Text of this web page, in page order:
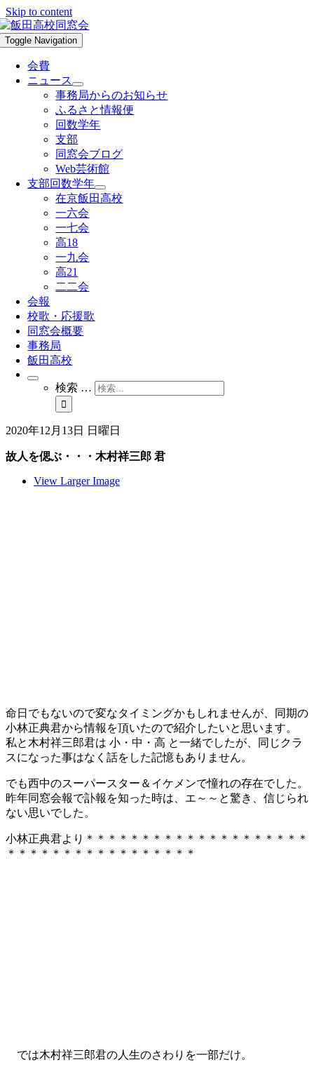
Skip to content
Toggle Navigation
会費
ニュース
事務局からのお知らせ
ふるさと情報便
回数学年
支部
同窓会ブログ
Web芸術館
支部回数学年
在京飯田高校
一六会
一七会
高18
一九会
高21
二二会
会報
校歌・応援歌
同窓会概要
事務局
飯田高校
検索 …
2020年12月13日 日曜日
故人を偲ぶ・・・木村祥三郎 君
View Larger Image
命日でもないので変なタイミングかもしれませんが、同期の
小林正典君から情報を頂いたので紹介したいと思います。
私と木村祥三郎君は 小・中・高 と一緒でしたが、同じクラ
スになった事はなく話をした記憶もありません。
でも西中のスーパースター＆イケメンで憧れの存在でした。
昨年同窓会報で訃報を知った時は、エ～～と驚き、信じられ
ない思いでした。
小林正典君より＊＊＊＊＊＊＊＊＊＊＊＊＊＊＊＊＊＊＊＊
＊＊＊＊＊＊＊＊＊＊＊＊＊＊＊＊＊
では木村祥三郎君の人生のさわりを一部だけ。